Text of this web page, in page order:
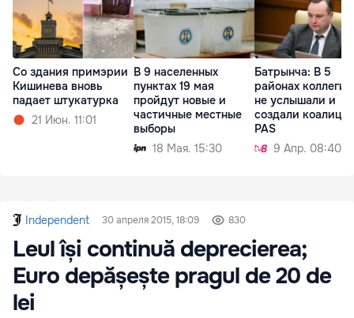
Со здания примэрии
Кишинева вновь
падает штукатурка
21 Июн. 11:01
В 9 населенных
пунктах 19 мая
пройдут новые и
частичные местные
выборы
18 Мая. 15:30
Батрынча: В 5
районах коллеги
не услышали и
создали
PAS
9 Апр. 08:40
Independent 30 апреля 2015, 18:09 830
Leul își continuă deprecierea;
Euro depășește pragul de 20 de
lei